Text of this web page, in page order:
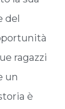
del
ragazzi
un
è